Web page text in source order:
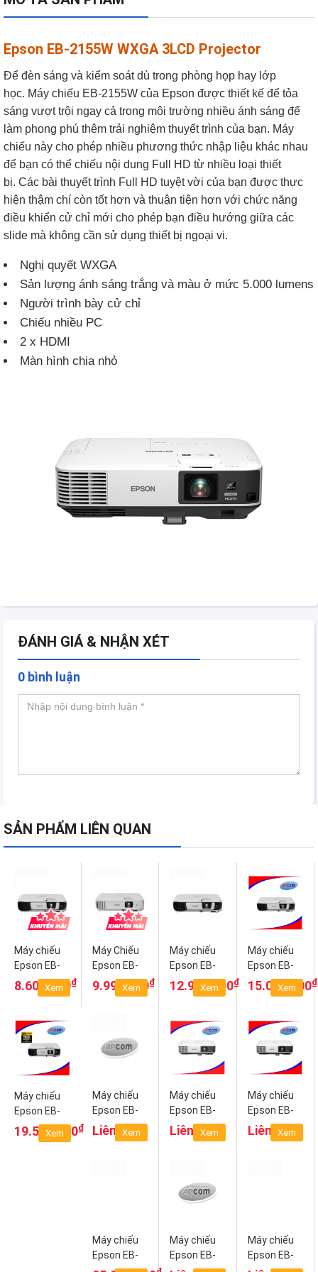
Epson EB-2155W WXGA 3LCD Projector
Để đèn sáng và kiểm soát dù trong phòng họp hay lớp
học. Máy chiếu EB-2155W của Epson được thiết kế để tỏa
sáng vượt trội ngay cả trong môi trường nhiều ánh sáng để
làm phong phú thêm trải nghiệm thuyết trình của bạn. Máy
chiếu này cho phép nhiều phương thức nhập liệu khác nhau
để bạn có thể chiếu nội dung Full HD từ nhiều loại thiết
bị. Các bài thuyết trình Full HD tuyệt vời của bạn được thực
hiện thậm chí còn tốt hơn và thuận tiện hơn với chức năng
điều khiển cử chỉ mới cho phép bạn điều hướng giữa các
slide mà không cần sử dụng thiết bị ngoại vi.
Nghị quyết WXGA
Sản lượng ánh sáng trắng và màu ở mức 5.000 lumens
Người trình bày cử chỉ
Chiếu nhiều PC
2 x HDMI
Màn hình chia nhỏ
ĐÁNH GIÁ & NHẬN XÉT
0 bình luận
SẢN PHẨM LIÊN QUAN
Máy chiếu
Epson EB-
S41 SVGA
8.600.000₫
Xem
Máy Chiếu
Epson EB-
X05 XGA
9.990.000₫
Xem
Máy chiếu
Epson EB-
X41 XGA
12.990.000₫
Xem
Epson
Máy chiếu
Epson EB-
W41 WXGA
3LCD
15.090.000₫
Xem
Epson
Máy chiếu
Epson EB-
U42 WUXGA
19.590.000₫
Xem
Máy chiếu
Epson EB-
2042 XGA
3LCD
Liên hệ
Xem
Epson
Máy chiếu
Epson EB-
2065 XGA
Liên hệ
Xem
Epson
Máy chiếu
Epson EB-
2165W
WXGA 3LCD
Liên hệ
Xem
Máy chiếu
Epson EB-
Máy chiếu
Epson EB-
Máy chiếu
Epson EB-